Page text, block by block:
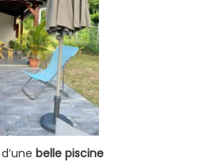
belle piscine